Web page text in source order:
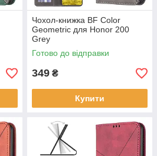
Чохол-книжка BF Color
Geometric для Honor 200
Grey
Готово до відправки
349 ₴
Купити